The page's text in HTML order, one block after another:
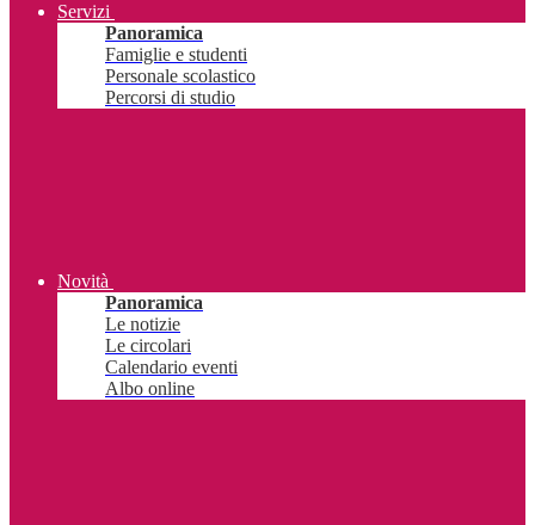
Servizi
Panoramica
Famiglie e studenti
Personale scolastico
Percorsi di studio
Novità
Panoramica
Le notizie
Le circolari
Calendario eventi
Albo online